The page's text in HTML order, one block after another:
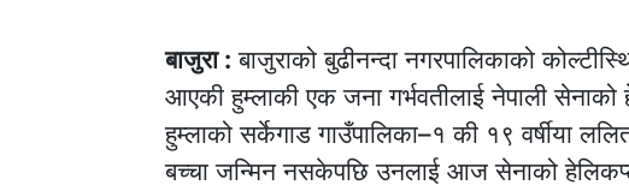
बाजुरा : बाजुराको बुढीनन्दा नगरपालिकाको
आएकी हुम्लाकी एक जना गर्भवतीलाई नेपाली सेनाको
हुम्लाको सर्केगाड गाउँपालिका–१ की १९ वर्षीया
बच्चा जन्मिन नसकेपछि उनलाई आज सेनाको